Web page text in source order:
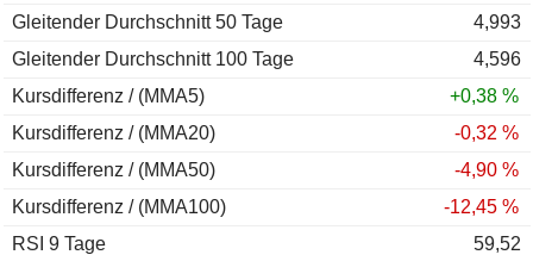
Gleitender Durchschnitt 50 Tage
4,993
Gleitender Durchschnitt 100 Tage
4,596
Kursdifferenz / (MMA5)
+0,38 %
Kursdifferenz / (MMA20)
-0,32 %
Kursdifferenz / (MMA50)
-4,90 %
Kursdifferenz / (MMA100)
-12,45 %
RSI 9 Tage
59,52